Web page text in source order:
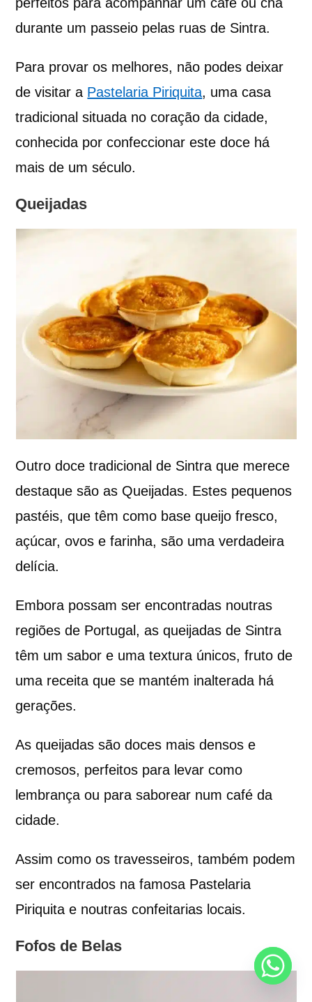
durante um passeio pelas ruas de Sintra.
Para provar os melhores, não podes deixar
de visitar a Pastelaria Piriquita, uma casa
tradicional situada no coração da cidade,
conhecida por confeccionar este doce há
mais de um século.
Queijadas
Outro doce tradicional de Sintra que merece
destaque são as Queijadas. Estes pequenos
pastéis, que têm como base queijo fresco,
açúcar, ovos e farinha, são uma verdadeira
delícia.
Embora possam ser encontradas noutras
regiões de Portugal, as queijadas de Sintra
têm um sabor e uma textura únicos, fruto de
uma receita que se mantém inalterada há
gerações.
As queijadas são doces mais densos e
cremosos, perfeitos para levar como
lembrança ou para saborear num café da
cidade.
Assim como os travesseiros, também podem
ser encontrados na famosa Pastelaria
Piriquita e noutras confeitarias locais.
Fofos de Belas